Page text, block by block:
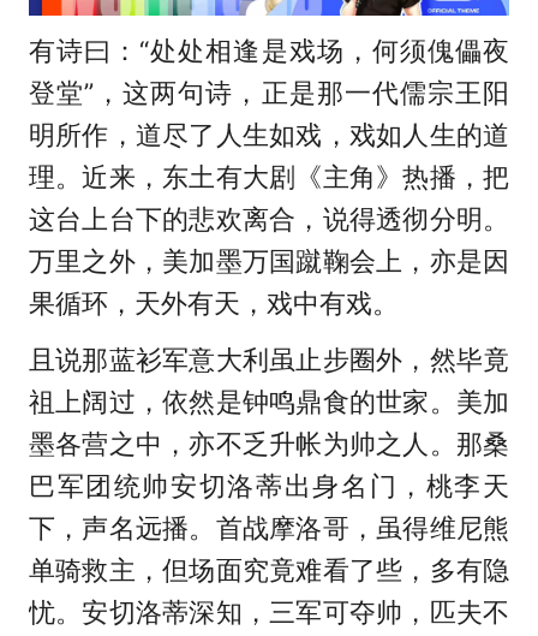
有诗曰：“处处相逢是戏场，何须傀儡夜
登堂”，这两句诗，正是那一代儒宗王阳
明所作，道尽了人生如戏，戏如人生的道
理。近来，东土有大剧《主角》热播，把
这台上台下的悲欢离合，说得透彻分明。
万里之外，美加墨万国蹴鞠会上，亦是因
果循环，天外有天，戏中有戏。
且说那蓝衫军意大利虽止步圈外，然毕竟
祖上阔过，依然是钟鸣鼎食的世家。美加
墨各营之中，亦不乏升帐为帅之人。那桑
巴军团统帅安切洛蒂出身名门，桃李天
下，声名远播。首战摩洛哥，虽得维尼熊
单骑救主，但场面究竟难看了些，多有隐
忧。安切洛蒂深知，三军可夺帅，匹夫不